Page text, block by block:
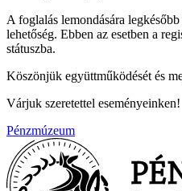
A foglalás lemondására
lehetőség. Ebben az esetben a
státuszba.
Köszönjük együttműködését és
Várjuk szeretettel eseményeinken!
Pénzmúzeum